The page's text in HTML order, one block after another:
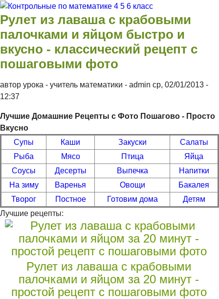
Перейти к основному содержанию
Контрольные
по
математике 4
5 6 класс
Рулет из лаваша с крабовыми
палочками и яйцом быстро и
вкусно - классический рецепт с
пошаговыми фото
автор урока - учитель математики - admin ср, 02/01/2013 -
12:37
Лучшие Домашние Рецепты с Фото Пошагово - Просто
Вкусно
Супы
Каши Закуски
Салаты
Рыба
Мясо Птица
Яйца
Соусы
Десерты Выпечка
Напитки
На зиму
Варенья Овощи
Бакалея
Творог
Постное Готовим дома
Детям
Лучшие рецепты:
Рулет из лаваша с крабовыми
палочками и яйцом за 20 минут -
простой рецепт с пошаговыми фото